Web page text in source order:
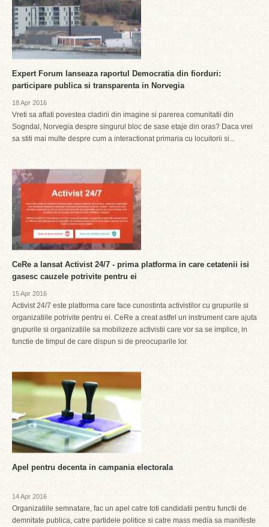
Expert Forum lanseaza raportul Democratia din fiorduri:
participare publica si transparenta in Norvegia
18 Apr 2016
Vreti sa aflati povestea cladirii din imagine si parerea comunitatii din
Sogndal, Norvegia despre singurul bloc de sase etaje din oras? Daca vrei
sa stiti mai multe despre cum a interactionat primaria cu locuitorii si...
CeRe a lansat Activist 24/7 - prima platforma in care cetatenii isi
gasesc cauzele potrivite pentru ei
15 Apr 2016
Activist 24/7 este platforma care face cunostinta activistilor cu grupurile si
organizatiile potrivite pentru ei. CeRe a creat astfel un instrument care ajuta
grupurile si organizatiile sa mobilizeze activistii care vor sa se implice, in
functie de timpul de care dispun si de preocuparile lor.
Apel pentru decenta in campania electorala
14 Apr 2016
Organizatiile semnatare, fac un apel catre toti candidatii pentru functii de
demnitate publica, catre partidele politice si catre mass media sa manifeste